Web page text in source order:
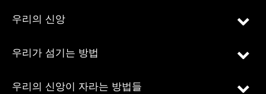
우리의 신앙
우리가 섬기는 방법
우리의 신앙이 자라는 방법들